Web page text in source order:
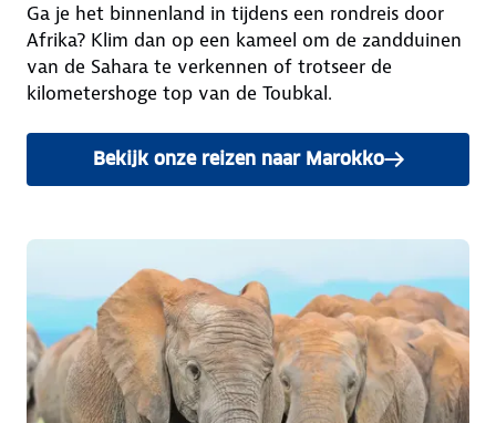
Ga je het binnenland in tijdens een rondreis door
Afrika? Klim dan op een kameel om de zandduinen
van de Sahara te verkennen of trotseer de
kilometershoge top van de Toubkal.
Bekijk onze reizen naar Marokko